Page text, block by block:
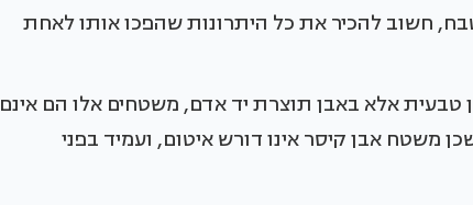
חשוב להכיר את כל היתרונות שהפכו אותו לאחת
טבעית אלא באבן תוצרת יד אדם, משטחים אלו הם אינם
משטח אבן קיסר אינו דורש איטום, ועמיד בפני